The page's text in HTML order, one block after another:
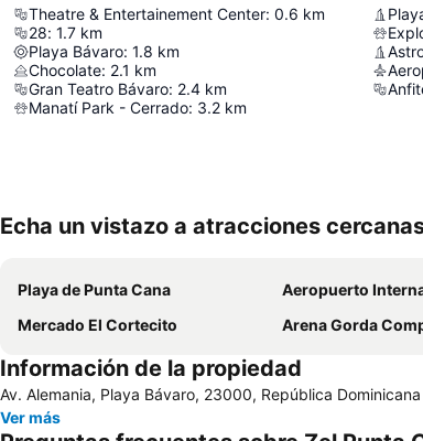
Theatre & Entertainement Center: 0.6 km
28: 1.7 km
Playa Bávaro: 1.8 km
Chocolate: 2.1 km
Gran Teatro Bávaro: 2.4 km
Manatí Park - Cerrado: 3.2 km
Echa un vistazo a atracciones
Playa de Punta Cana Aeropuerto
Mercado El Cortecito
Arena Gorda Complejo
Información de la propiedad
Av. Alemania, Playa Bávaro, 23000, República Dominicana
Ver más